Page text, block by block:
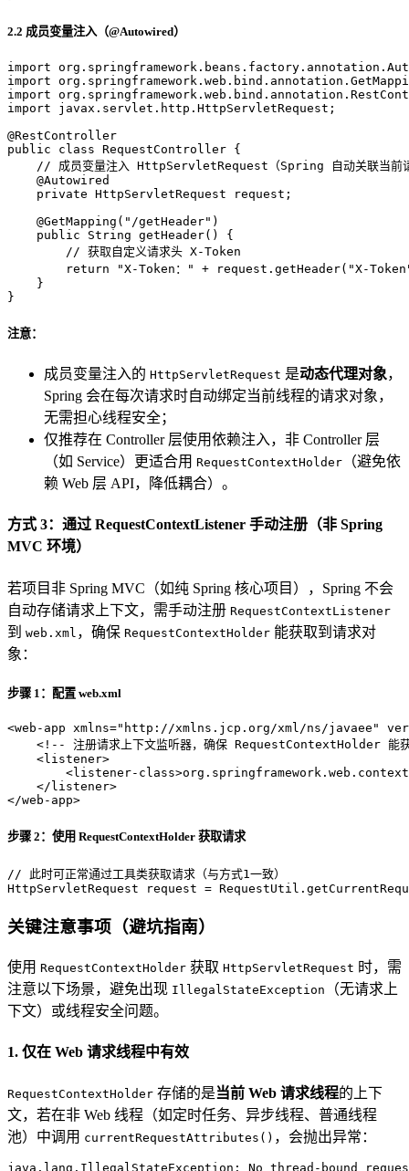
2.2 成员变量注入（@Autowired）
import
import
import
import javax.servlet.http.HttpServletRequest;
@RestController
public
class RequestController {
// 成员变量注入 HttpServletRequest（Spring 自动关联当前
@Autowired
private HttpServletRequest request;
@GetMapping("/getHeader")
public String getHeader()
{
// 获取自定义请求头 X-Token
return
"X-Token：" + request.getHeader( "X-
    }
}
注意：
成员变量注入的 HttpServletRequest 是动态代理对象，
Spring 会在每次请求时自动绑定当前线程的请求对象，
无需担心线程安全；
仅推荐在 Controller 层使用依赖注入，非 Controller 层
（如 Service）更适合用 RequestContextHolder （避免依
赖 Web 层 API，降低耦合）。
方式 3：通过 RequestContextListener 手动注册（非 Spring
MVC 环境）
若项目非 Spring MVC（如纯 Spring 核心项目），Spring 不会
自动存储请求上下文，需手动注册 RequestContextListener
到 web.xml ，确保 RequestContextHolder 能获取到请求对
象：
步骤 1：配置 web.xml
<web-app xmlns="http://xmlns.jcp.org/xml/ns/javaee"
<!-- 注册请求上下文监听器，确保 RequestContextHolder 能
<listener>
<listener-class>
</ listener>
</web-app>
步骤 2：使用 RequestContextHolder 获取请求
// 此时可正常通过工具类获取请求（与方式1一致）
HttpServletRequest
request =
关键注意事项（避坑指南）
使用 RequestContextHolder 获取 HttpServletRequest 时，需
注意以下场景，避免出现 IllegalStateException
（无请求上
下文）或线程安全问题。
1. 仅在 Web 请求线程中有效
RequestContextHolder 存储的是当前 Web 请求线程的上下
文，若在非 Web 线程（如定时任务、异步线程、普通线程
池）中调用 currentRequestAttributes() ，会抛出异常：
java.lang.IllegalStateException: No thread-bound